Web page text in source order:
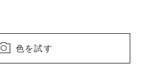
色を試す